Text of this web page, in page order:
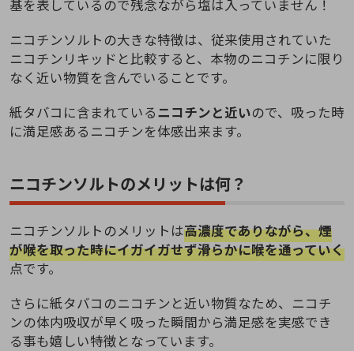
基を表しているので残念ながら塩は入っていません！
ニコチンソルトの大きな特徴は、従来使用されていた
ニコチンリキッドと比較すると、本物のニコチンに限り
なく近い物質を含んでいることです。
紙タバコに含まれているニコチンと近いので、吸った時
に満足感あるニコチンを体感出来ます。
ニコチンソルトのメリットは何？
ニコチンソルトのメリットは高濃度でありながら、煙
が喉を取った時にイガイガせず滑らかに喉を通っていく
点です。
さらに紙タバコのニコチンと近い物質なため、ニコチ
ンの体内吸収が早く吸った瞬間から満足感を実感でき
る事も嬉しい特徴となっています。